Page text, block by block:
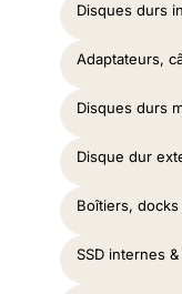
Disques durs
Adaptateurs,
Disques durs
Disque dur
Boîtiers,
SSD internes